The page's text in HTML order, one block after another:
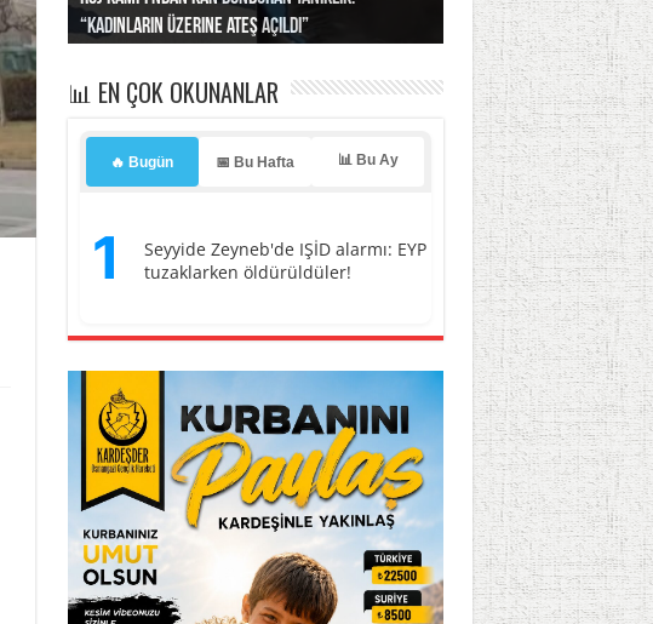
“Kadınların üzerine ateş açıldı”
Irak’a misilleme tehdidi!
yaptı… İsrail’in “timsah” planına fren!
kayıtlar başladı
basıldı, kabus yaşatıldı!
📊 EN ÇOK OKUNANLAR
🔥 Bugün 📅 Bu Hafta 📊 Bu Ay
1
Seyyide Zeyneb'de IŞİD alarmı: EYP
tuzaklarken öldürüldüler!